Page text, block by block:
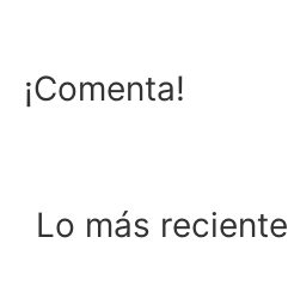
¡Comenta!
Lo más reciente